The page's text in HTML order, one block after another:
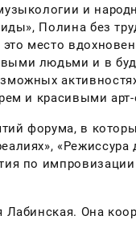
и
Полина без
место
людьми и в
и красивыми
форума, в
«Режиссура
по импровизации
Она